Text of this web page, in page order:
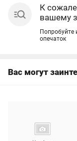
К
вашему
Попробуйте
опечаток
Вас могут